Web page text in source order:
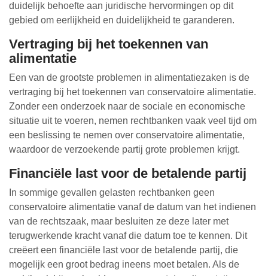
duidelijk behoefte aan juridische hervormingen op dit
gebied om eerlijkheid en duidelijkheid te garanderen.
Vertraging bij het toekennen van
alimentatie
Een van de grootste problemen in alimentatiezaken is de
vertraging bij het toekennen van conservatoire alimentatie.
Zonder een onderzoek naar de sociale en economische
situatie uit te voeren, nemen rechtbanken vaak veel tijd om
een beslissing te nemen over conservatoire alimentatie,
waardoor de verzoekende partij grote problemen krijgt.
Financiële last voor de betalende partij
In sommige gevallen gelasten rechtbanken geen
conservatoire alimentatie vanaf de datum van het indienen
van de rechtszaak, maar besluiten ze deze later met
terugwerkende kracht vanaf die datum toe te kennen. Dit
creëert een financiële last voor de betalende partij, die
mogelijk een groot bedrag ineens moet betalen. Als de